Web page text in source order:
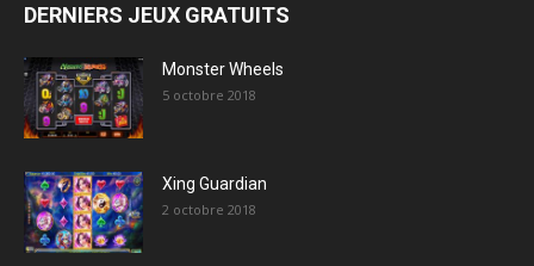
DERNIERS JEUX GRATUITS
Monster Wheels
5 octobre 2018
Xing Guardian
2 octobre 2018